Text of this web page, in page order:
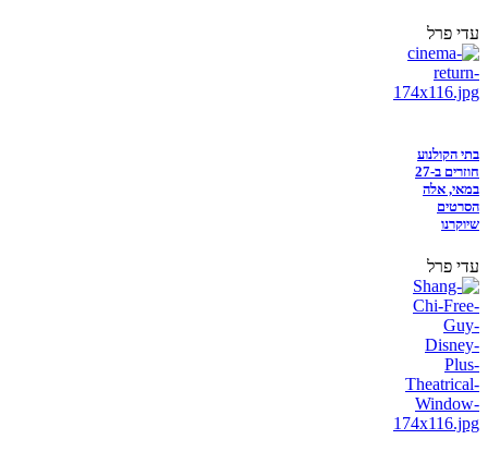
עדי פרל
בתי הקולנוע
חוזרים ב-27
במאי, אלה
הסרטים
שיוקרנו
עדי פרל